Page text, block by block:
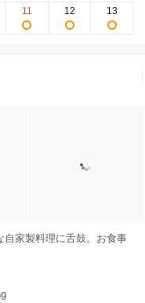
11 12 13
家製料理に舌鼓。お食事